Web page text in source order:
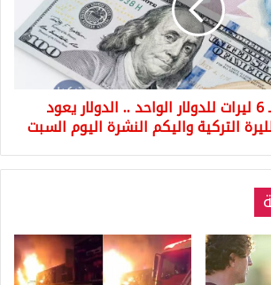
بعد تخطيه الـ 6 ليرات للدولار الواحد .. الدولار يعود
التركية واليكم النشرة اليوم السبت